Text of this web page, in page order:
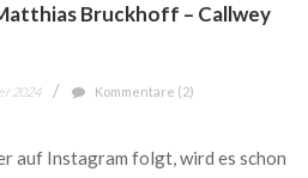
Bruckhoff – Callwey
2024 Kommentare (2)
auf Instagram folgt, wird es schon